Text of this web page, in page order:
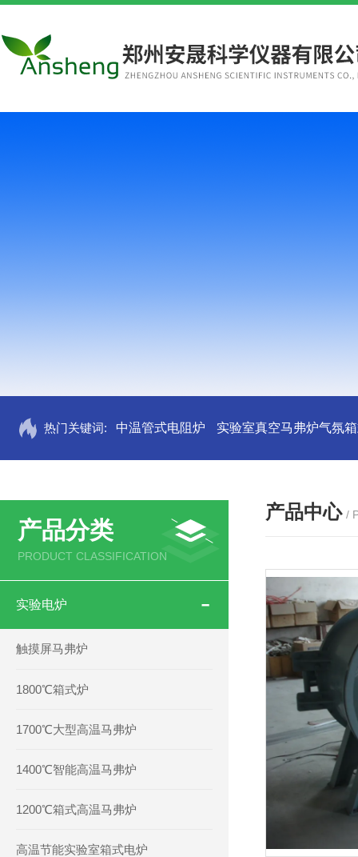
热门关键词: 中温管式电阻炉 实验室真空马弗炉气氛
产品分类
PRODUCT CLASSIFICATION
实验电炉
触摸屏马弗炉
1800℃箱式炉
1700℃大型高温马弗炉
1400℃智能高温马弗炉
1200℃箱式高温马弗炉
高温节能实验室箱式电炉
产品中心 /